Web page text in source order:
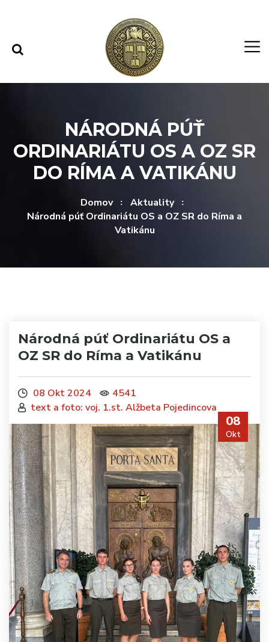
NÁRODNÁ PÚŤ
ORDINARIÁTU OS A OZ SR
DO RÍMA A VATIKÁNU
Domov
Aktuality
Národná púť Ordinariátu OS a OZ SR do Ríma a
Vatikánu
Národná púť Ordinariátu OS a
OZ SR do Ríma a Vatikánu
08 Okt 2024
4541
text a foto: voj. 1.st. Alžbeta Pojedincova
08
Okt